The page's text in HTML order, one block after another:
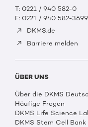
T: 0221 / 940 582-0
F: 0221 / 940 582-3699
DKMS.de
Barriere melden
ÜBER UNS
Über die DKMS
Häufige Fragen
DKMS Life Science
DKMS Stem Cell Bank